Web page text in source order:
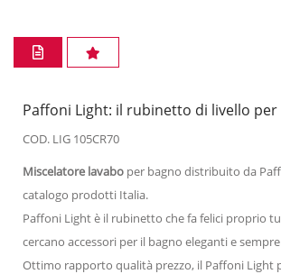
Paffoni Light: il rubinetto di livello per
COD. LIG 105CR70
Miscelatore lavabo per bagno distribuito da
catalogo prodotti Italia.
Paffoni Light è il rubinetto che fa felici proprio
cercano accessori per il bagno eleganti e
Ottimo rapporto qualità prezzo, il Paffoni Light